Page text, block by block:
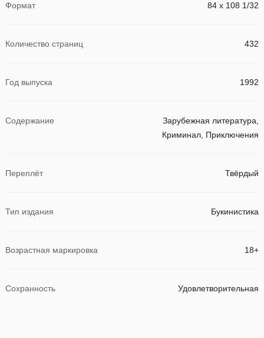
Формат 84 x 108 1/32
Количество страниц 432
Год выпуска 1992
Содержание
Зарубежная литература,
Криминал, Приключения
Переплёт Твёрдый
Тип издания Букинистика
Возрастная маркировка 18+
Сохранность Удовлетворительная